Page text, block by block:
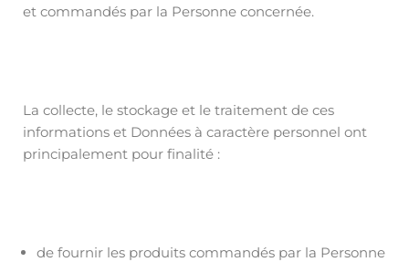
et commandés par la Personne concernée.
La collecte, le stockage et le traitement de ces
informations et Données à caractère personnel ont
principalement pour finalité :
de fournir les produits commandés par la Personne